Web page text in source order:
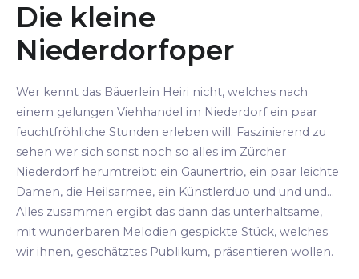
Die kleine
Niederdorfoper
Wer kennt das Bäuerlein Heiri nicht, welches nach
einem gelungen Viehhandel im Niederdorf ein paar
feuchtfröhliche Stunden erleben will. Faszinierend zu
sehen wer sich sonst noch so alles im Zürcher
Niederdorf herumtreibt: ein Gaunertrio, ein paar leichte
Damen, die Heilsarmee, ein Künstlerduo und und und...
Alles zusammen ergibt das dann das unterhaltsame,
mit wunderbaren Melodien gespickte Stück, welches
wir ihnen, geschätztes Publikum, präsentieren wollen.